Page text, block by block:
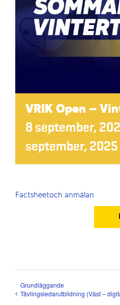
VRIK Open –
8 september,
september, 2025
Factsheetoch anmälan
Grundläggande
Tävlingsledarutbildning (Väst –